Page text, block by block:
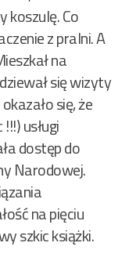
koszulę. Co
z pralni. A
na
się wizyty
się, że
usługi
dostęp do
Narodowej.
na pięciu
szkic książki.